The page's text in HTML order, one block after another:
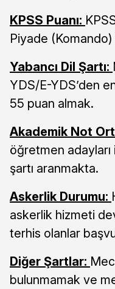
KPSS Puanı:
Piyade
Yabancı Dil Şartı:
YDS/E-YDS’den
55 puan almak.
Akademik Not
öğretmen adayları
şartı aranmakta.
Askerlik Durumu:
askerlik hizmeti
terhis olanlar
Diğer Şartlar:
bulunmamak ve